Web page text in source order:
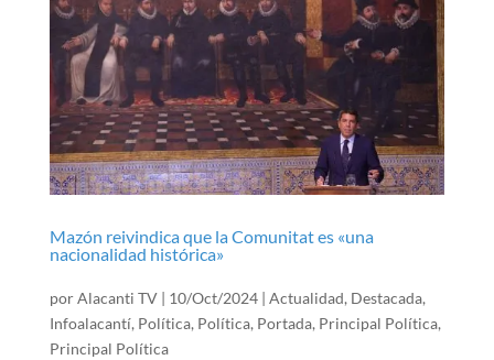
Mazón reivindica que la Comunitat es «una
nacionalidad histórica»
porAlacanti TV| 10/Oct/2024| Actualidad, Destacada,
Infoalacantí, Política, Política, Portada, Principal Política,
Principal Política